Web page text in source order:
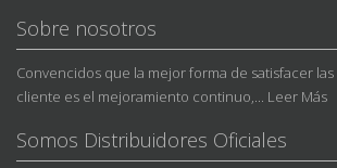
Sobre nosotros
Convencidos que la mejor forma de satisfacer
cliente es el mejoramiento continuo,... Leer Más
Somos Distribuidores Oficiales